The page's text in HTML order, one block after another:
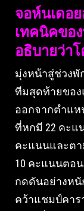
จอห์นเดอ
เทคนิคขอ
อธิบายว่า
มุ่งหน้าสู่ช่วงพั
ทีมสุดท้ายของ
ออกจากตําแห
ที่หกมี 22 คะแ
คะแนนและต
10 คะแนนตอ
กดดันอย่างหนั
คว้าแชมป์คาร